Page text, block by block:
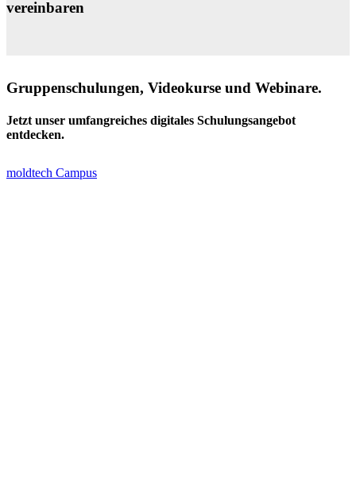
vereinbaren
Gruppenschulungen, Videokurse und Webinare.
Jetzt unser umfangreiches digitales Schulungsangebot
entdecken.
moldtech Campus